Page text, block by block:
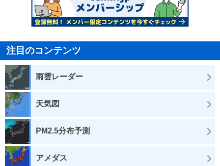
注目のコンテンツ
雨雲レーダー
天気図
PM2.5分布予測
アメダス